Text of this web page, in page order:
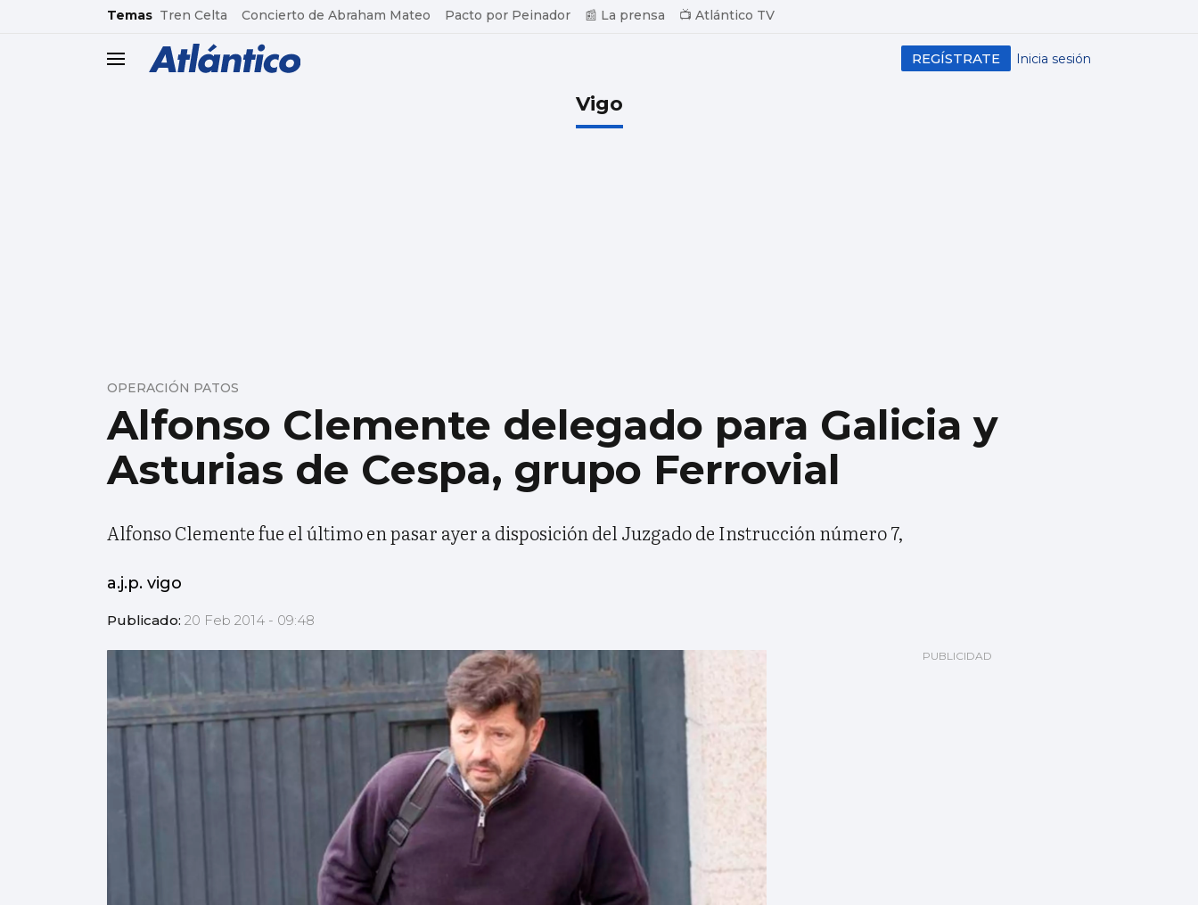
common.go-to-content
Temas Tren Celta Concierto de Abraham Mateo Pacto por Peinador 📰 La prensa 📺 Atlántico TV
header.menu.open Inicia sesión
REGÍSTRATE
Vigo
Alfonso Clemente delegado para Galicia y
Asturias de Cespa, grupo Ferrovial
OPERACIÓN PATOS
Alfonso Clemente fue el último en pasar ayer a disposición del Juzgado de Instrucción número 7,
a.j.p. vigo
Publicado: 20 Feb 2014 - 09:48